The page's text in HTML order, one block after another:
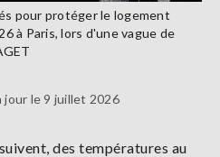
pour protéger le logement
à Paris, lors d'une vague de
jour le 9 juillet 2026
des températures au